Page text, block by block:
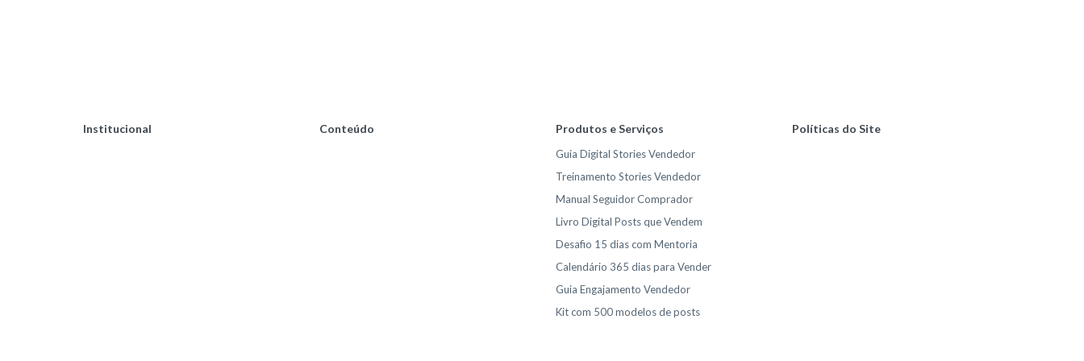
Institucional Conteúdo Produtos e Serviços
Guia Digital Stories Vendedor
Treinamento Stories Vendedor
Manual Seguidor Comprador
Livro Digital Posts que Vendem
Desafio 15 dias com Mentoria
Calendário 365 dias para Vender
Guia Engajamento Vendedor
Kit com 500 modelos de posts
Políticas do Site